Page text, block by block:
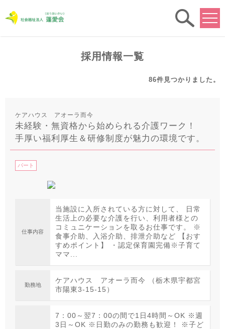
採用情報一覧
86件 見つかりました。
ケアハウス アオーラ而今
未経験・無資格から始められる介護ワーク！
手厚い福利厚生＆研修制度が魅力の環境です。
パート
仕事内容
当施設に入所されている方に対して、 日常
生活上の必要な介護を行い、利用者様との
コミュニケーションを取るお仕事です。 ※
食事介助、入浴介助、排泄介助など 【おす
すめポイント】 ・認定保育園完備※子育て
ママ...
勤務地
ケアハウス アオーラ而今 （栃木県宇都宮
市陽東3-15-15）
7：00～翌7：00の間で1日4時間～OK ※週
3日～OK ※日勤のみの勤務も歓迎！ ※子ど